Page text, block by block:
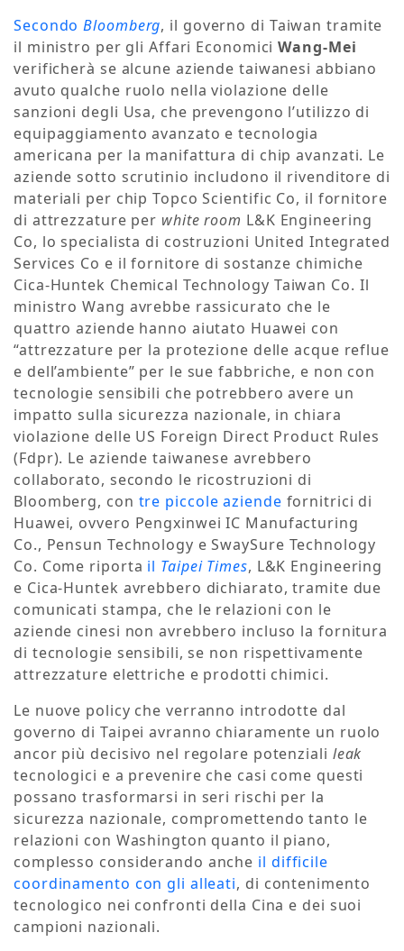
SecondoBloomberg, il governo di Taiwan tramite
il ministro per gli Affari EconomiciWang-Mei
verificherà se alcune aziende taiwanesi abbiano
avuto qualche ruolo nella violazione delle
sanzioni degli Usa, che prevengono l’utilizzo di
equipaggiamento avanzato e tecnologia
americana per la manifattura di chip avanzati. Le
aziende sotto scrutinio includono il rivenditore di
materiali per chip Topco Scientific Co, il fornitore
di attrezzature per white room L&K Engineering
Co, lo specialista di costruzioni United Integrated
Services Co e il fornitore di sostanze chimiche
Cica-Huntek Chemical Technology Taiwan Co. Il
ministro Wang avrebbe rassicurato che le
quattro aziende hanno aiutato Huawei con
“attrezzature per la protezione delle acque reflue
e dell’ambiente” per le sue fabbriche, e non con
tecnologie sensibili che potrebbero avere un
impatto sulla sicurezza nazionale, in chiara
violazione delle US Foreign Direct Product Rules
(Fdpr). Le aziende taiwanese avrebbero
collaborato, secondo le ricostruzioni di
Bloomberg, con tre piccole aziende fornitrici di
Huawei, ovvero Pengxinwei IC Manufacturing
Co., Pensun Technology e SwaySure Technology
Co. Come riporta il Taipei Times, L&K Engineering
e Cica-Huntek avrebbero dichiarato, tramite due
comunicati stampa, che le relazioni con le
aziende cinesi non avrebbero incluso la fornitura
di tecnologie sensibili, se non rispettivamente
attrezzature elettriche e prodotti chimici.
Le nuove policy che verranno introdotte dal
governo di Taipei avranno chiaramente un ruolo
ancor più decisivo nel regolare potenziali leak
tecnologici e a prevenire che casi come questi
possano trasformarsi in seri rischi per la
sicurezza nazionale, compromettendo tanto le
relazioni con Washington quanto il piano,
complesso considerando anche il difficile
coordinamento con gli alleati, di contenimento
tecnologico nei confronti della Cina e dei suoi
campioni nazionali.